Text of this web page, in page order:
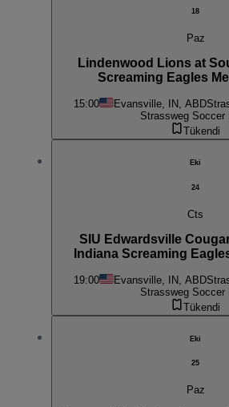
18
Paz
Lindenwood Lions at
Screaming Eagles
15:00 Evansville, IN, ABD
Strassweg Soccer
Tükendi
Eki
24
Cts
SIU Edwardsville
Indiana Screaming
19:00 Evansville, IN, ABD
Strassweg Soccer
Tükendi
Eki
25
Paz